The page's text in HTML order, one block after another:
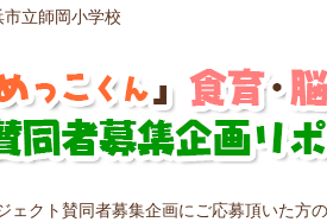
市立師岡小学校
ェクト賛同者募集企画にご応募頂いた方